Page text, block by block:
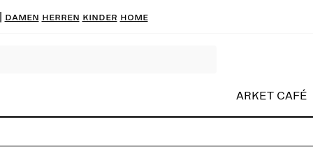
DAMEN HERREN KINDER HOME
ARKET CAFÉ